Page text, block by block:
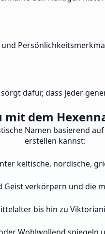
dafür, dass jeder
dem
Namen basierend
erstellen kannst:
keltische, nordische,
Geist verkörpern und
bis hin zu